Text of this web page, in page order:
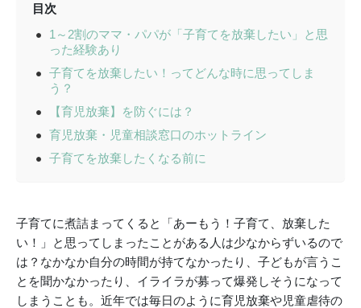
目次
1～2割のママ・パパが「子育てを放棄したい」と思
った経験あり
子育てを放棄したい！ってどんな時に思ってしま
う？
【育児放棄】を防ぐには？
育児放棄・児童相談窓口のホットライン
子育てを放棄したくなる前に
子育てに煮詰まってくると「あーもう！子育て、放棄した
い！」と思ってしまったことがある人は少なからずいるので
は？なかなか自分の時間が持てなかったり、子どもが言うこ
とを聞かなかったり、イライラが募って爆発しそうになって
しまうことも。近年では毎日のように育児放棄や児童虐待の